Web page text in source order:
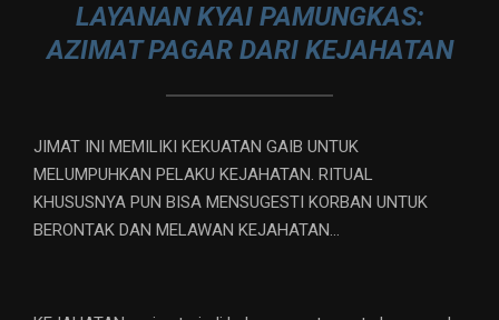
LAYANAN KYAI PAMUNGKAS:
AZIMAT PAGAR DARI KEJAHATAN
JIMAT INI MEMILIKI KEKUATAN GAIB UNTUK
MELUMPUHKAN PELAKU KEJAHATAN. RITUAL
KHUSUSNYA PUN BISA MENSUGESTI KORBAN UNTUK
BERONTAK DAN MELAWAN KEJAHATAN…